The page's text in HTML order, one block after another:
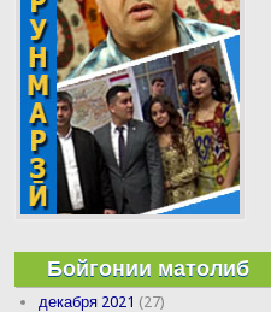
Бойгонии матолиб
декабря 2021 (27)